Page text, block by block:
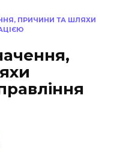
ПРИЧИНИ ТА ШЛЯХИ